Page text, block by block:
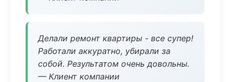
Делали ремонт квартиры - все супер!
Работали аккуратно, убирали за
собой. Результатом очень довольны.
— Клиент компании